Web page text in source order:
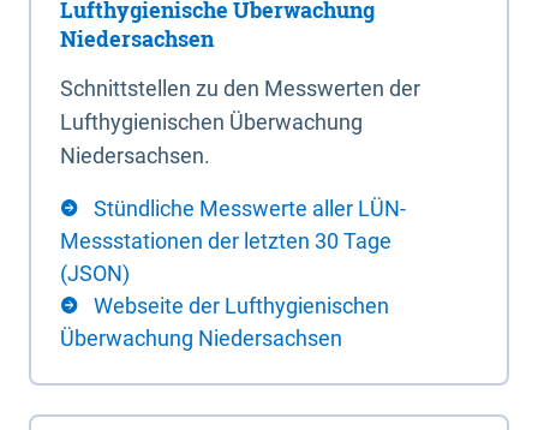
Lufthygienische Überwachung
Niedersachsen
Schnittstellen zu den Messwerten der
Lufthygienischen Überwachung
Niedersachsen.
Stündliche Messwerte aller LÜN-
Messstationen der letzten 30 Tage
(JSON)
Webseite der Lufthygienischen
Überwachung Niedersachsen